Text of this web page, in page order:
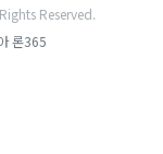
Reserved.
론365